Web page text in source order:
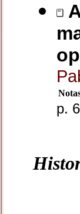
p.